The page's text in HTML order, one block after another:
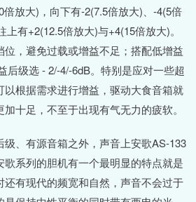
放大)，向下有-2(7.5倍放大)、-4(5倍
有+2(12.5倍放大)与+4(15倍放大)。
，避免过载或增益不足；搭配低增益
后级选 - 2/-4/-6dB。特别是应对一些超
根据需求进行增益，驱动大食音箱就
十足，不至于出现有气无力的疲软。
、有源音箱之外，声音上安歌AS-133
系列的胆机有一个最明显的特点就是
有现代的频宽和自然，声音不会过于